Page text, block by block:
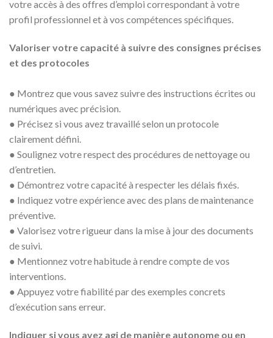
votre accès à des offres d’emploi correspondant à votre
profil professionnel et à vos compétences spécifiques.
Valoriser votre capacité à suivre des consignes précises
et des protocoles
● Montrez que vous savez suivre des instructions écrites ou
numériques avec précision.
● Précisez si vous avez travaillé selon un protocole
clairement défini.
● Soulignez votre respect des procédures de nettoyage ou
d’entretien.
● Démontrez votre capacité à respecter les délais fixés.
● Indiquez votre expérience avec des plans de maintenance
préventive.
● Valorisez votre rigueur dans la mise à jour des documents
de suivi.
● Mentionnez votre habitude à rendre compte de vos
interventions.
● Appuyez votre fiabilité par des exemples concrets
d’exécution sans erreur.
Indiquer si vous avez agi de manière autonome ou en